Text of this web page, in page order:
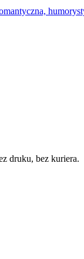
druku, bez kuriera.